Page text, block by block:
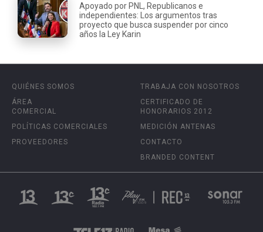
Apoyado por PNL, Republicanos e
independientes: Los argumentos tras
proyecto que busca suspender por cinco
años la Ley Karin
QUIÉNES SOMOS
ÁREA
COMERCIAL
POLÍTICAS COMERCIALES
PROVEEDORES
TRABAJA CON NOSOTROS
CERTIFICADO DE
HONORARIOS 2012
MEDICIÓN ANTENAS
CONTACTO
BRANDED CONTENT